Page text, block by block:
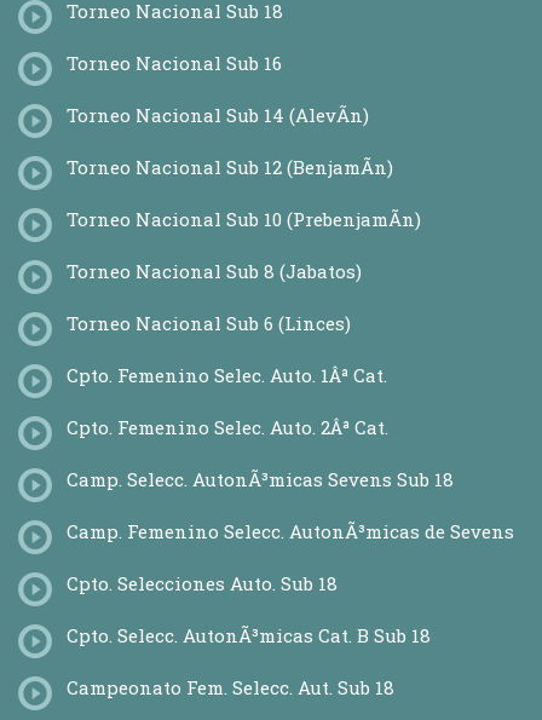
Torneo Nacional Sub 18
Torneo Nacional Sub 16
Torneo Nacional Sub 14 (AlevÃ­n)
Torneo Nacional Sub 12 (BenjamÃ­n)
Torneo Nacional Sub 10 (PrebenjamÃ­n)
Torneo Nacional Sub 8 (Jabatos)
Torneo Nacional Sub 6 (Linces)
Cpto. Femenino Selec. Auto. 1Âª Cat.
Cpto. Femenino Selec. Auto. 2Âª Cat.
Camp. Selecc. AutonÃ³micas Sevens Sub 18
Camp. Femenino Selecc. AutonÃ³micas de Sevens
Cpto. Selecciones Auto. Sub 18
Cpto. Selecc. AutonÃ³micas Cat. B Sub 18
Campeonato Fem. Selecc. Aut. Sub 18